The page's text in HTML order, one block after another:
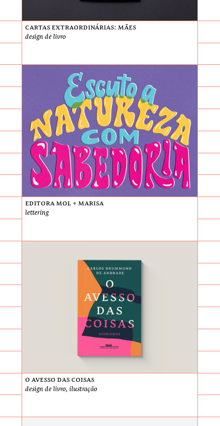
Cartas extraordinárias: Mães
design de livro
Editora Mol + Marisa
lettering
O Avesso das Coisas
design de livro, ilustração